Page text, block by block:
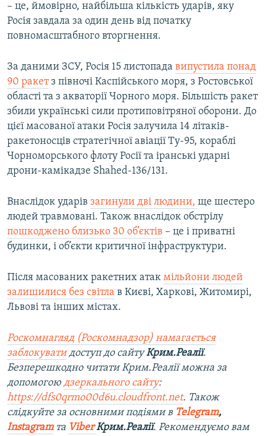
– це, ймовірно, найбільша кількість ударів, яку
Росія завдала за один день від початку
повномасштабного вторгнення.
За даними ЗСУ, Росія 15 листопада випустила понад
90 ракетз півночі Каспійського моря, з Ростовської
області та з акваторії Чорного моря. Більшість ракет
збили українські сили протиповітряної оборони. До
цієї масованої атаки Росія залучила 14 літаків-
ракетоносців стратегічної авіації Ту-95, кораблі
Чорноморського флоту Росії та іранські ударні
дрони-камікадзе Shahed-136/131.
Внаслідок ударів загинули дві людини, ще шестеро
людей травмовані. Також внаслідок обстрілу
пошкоджено близько 30 об’єктів – це і приватні
будинки, і об’єкти критичної інфраструктури.
Після масованих ракетних атак мільйони людей
залишилися без світла в Києві, Харкові, Житомирі,
Львові та інших містах.
Роскомнагляд (Роскомнадзор) намагається
заблокуватидоступ до сайтуКрим.Реалії.
Безперешкодно читати Крим.Реалії можна за
допомогою дзеркального сайту:
https://dfs0qrmo00d6u.cloudfront.net. Також
слідкуйте за основними подіями в Telegram,
Instagramта ViberКрим.Реалії. Рекомендуємо вам